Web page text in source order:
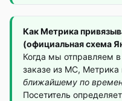
Как Метрика
(официальная схема
Когда мы отправляем
заказе из МС, Метрика
ближайшему по
Посетитель